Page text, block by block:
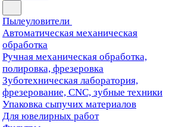
Пылеуловители
Автоматическая механическая
обработка
Ручная механическая обработка,
полировка, фрезеровка
Зуботехническая лаборатория,
фрезерование, CNC, зубные техники
Упаковка сыпучих материалов
Для ювелирных работ